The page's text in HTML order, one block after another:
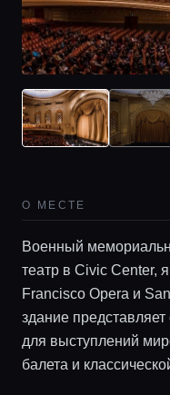
Главная
Локации
Гиды
О МЕСТЕ
Военный
театр в Civic Center,
Francisco Opera и
здание
для выступлений
балета и